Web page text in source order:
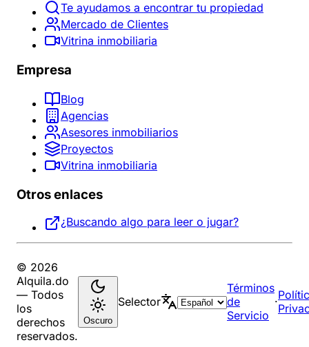
Te ayudamos a encontrar tu propiedad
Mercado de Clientes
Vitrina inmobiliaria
Empresa
Blog
Agencias
Asesores inmobiliarios
Proyectos
Vitrina inmobiliaria
Otros enlaces
¿Buscando algo para leer o jugar?
© 2026
Alquila.do
— Todos
los
derechos
reservados.
Oscuro
Selector
Términos
de
Servicio
·